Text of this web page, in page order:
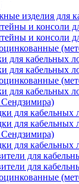
изделия для
и консоли
и консоли
для кабельных
для кабельных
для кабельных
для кабельных
для кабельных
для кабельных
для
для